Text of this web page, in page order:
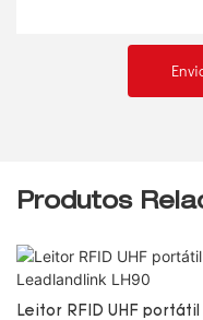
Produtos
Leitor RFID UHF portátil